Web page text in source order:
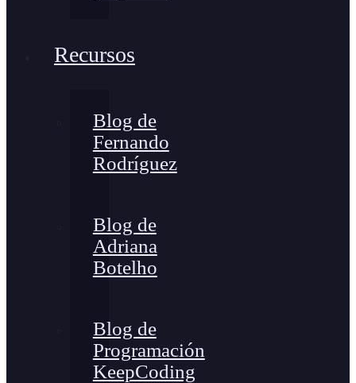
Recursos
Blog de
Fernando
Rodríguez
Blog de
Adriana
Botelho
Blog de
Programación
KeepCoding